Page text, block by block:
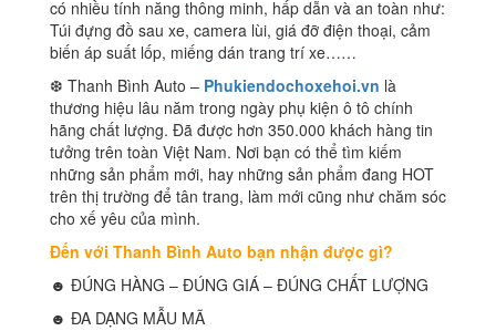
có nhiều tính năng thông minh, hấp dẫn và an toàn như:
Túi đựng đồ sau xe, camera lùi, giá đỡ điện thoại, cảm
biến áp suất lốp, miếng dán trang trí xe……
❆ Thanh Bình Auto – Phukiendochoxehoi.vn là
thương hiệu lâu năm trong ngày phụ kiện ô tô chính
hãng chất lượng. Đã được hơn 350.000 khách hàng tin
tưởng trên toàn Việt Nam. Nơi bạn có thể tìm kiếm
những sản phẩm mới, hay những sản phẩm đang HOT
trên thị trường để tân trang, làm mới cũng như chăm sóc
cho xế yêu của mình.
Đến với Thanh Bình Auto bạn nhận được gì?
☻ ĐÚNG HÀNG – ĐÚNG GIÁ – ĐÚNG CHẤT LƯỢNG
☻ ĐA DẠNG MẪU MÃ